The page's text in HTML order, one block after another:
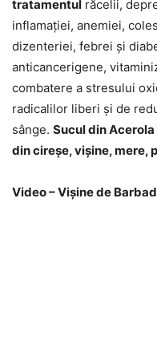
tratamentul răcelii,
inflamației, anemiei,
dizenteriei, febrei și
anticancerigene,
combatere a stresului
radicalilor liberi și de
sânge. Sucul din
din cireșe, vișine, mere,
Video – Vișine de